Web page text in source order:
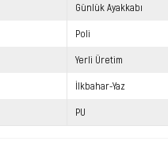
Günlük Ayakkabı
Poli
Yerli Üretim
İlkbahar-Yaz
PU